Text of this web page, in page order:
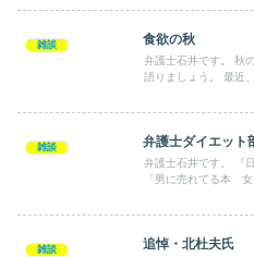
雑談 食欲の秋
弁護士石井です。 秋の２エントリーを受けて、食欲の秋について
語りまし
雑談 弁護士ダイエット
弁護士石井です。 『日経エンタテイメント！』の８月号の特集が
「男に売れてる本 女
雑談 追悼・北杜夫氏